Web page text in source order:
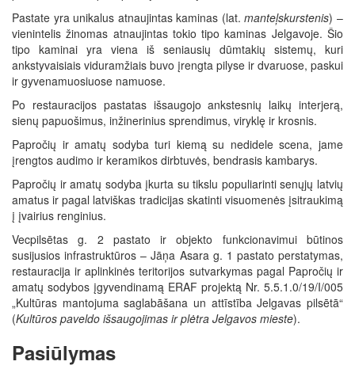
Pastate yra unikalus atnaujintas kaminas (lat.manteļskurstenis) –
vienintelis žinomas atnaujintas tokio tipo kaminas Jelgavoje. Šio
tipo kaminai yra viena iš seniausių dūmtakių sistemų, kuri
ankstyvaisiais viduramžiais buvo įrengta pilyse ir dvaruose, paskui
ir gyvenamuosiuose namuose.
Po restauracijos pastatas išsaugojo ankstesnių laikų interjerą,
sienų papuošimus, inžinerinius sprendimus, viryklę ir krosnis.
Papročių ir amatų sodyba turi kiemą su nedidele scena, jame
įrengtos audimo ir keramikos dirbtuvės, bendrasis kambarys.
Papročių ir amatų sodyba įkurta su tikslu populiarinti senųjų latvių
amatus ir pagal latviškas tradicijas skatinti visuomenės įsitraukimą
į įvairius renginius.
Vecpilsētas g. 2 pastato ir objekto funkcionavimui būtinos
susijusios infrastruktūros – Jāņa Asara g. 1 pastato perstatymas,
restauracija ir aplinkinės teritorijos sutvarkymas pagal Papročių ir
amatų sodybos įgyvendinamą ERAF projektą Nr. 5.5.1.0/19/I/005
„Kultūras mantojuma saglabāšana un attīstība Jelgavas pilsētā“
(Kultūros paveldo išsaugojimas ir plėtra Jelgavos mieste).
Pasiūlymas